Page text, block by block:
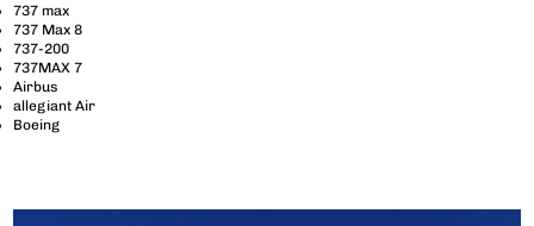
737 max
737 Max 8
737-200
737MAX 7
Airbus
allegiant Air
Boeing